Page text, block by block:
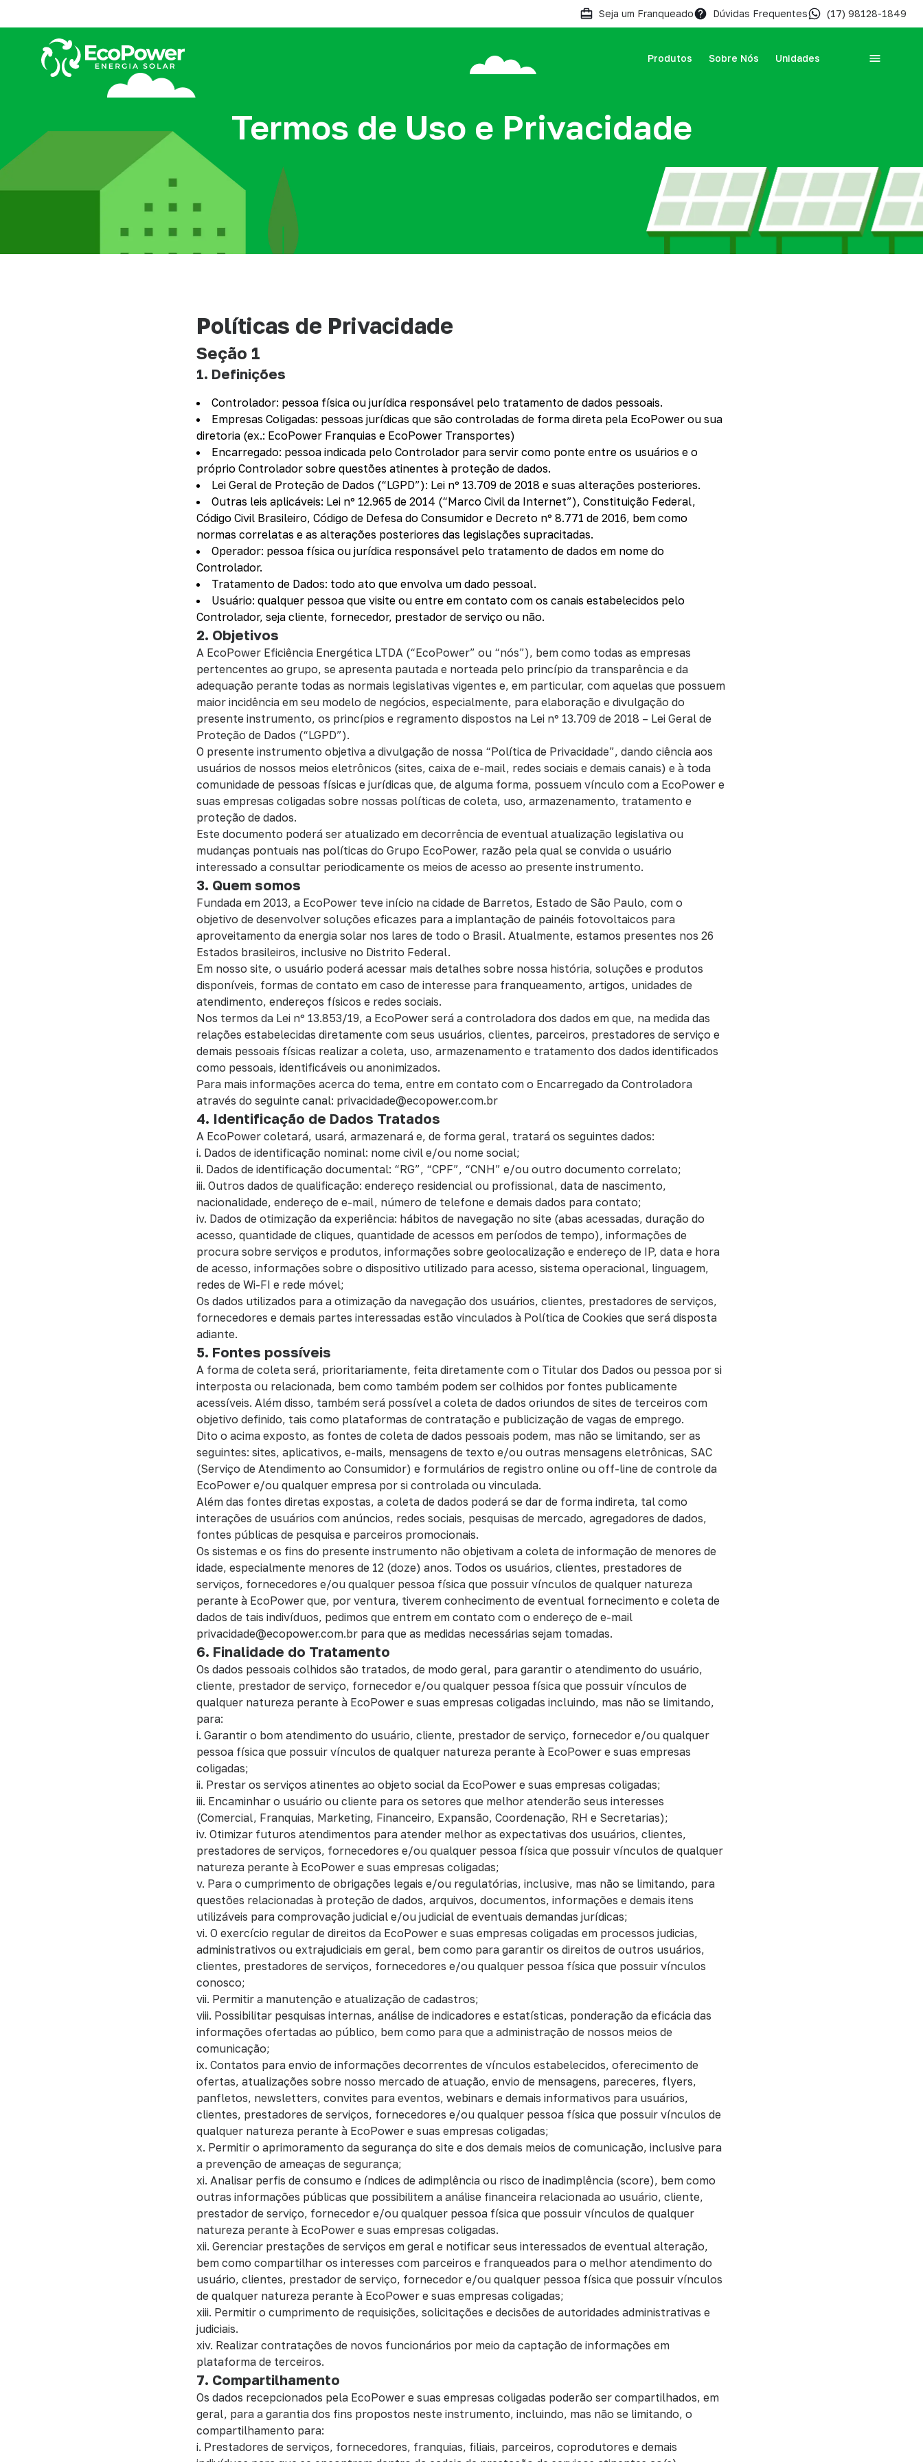
Seja um Franqueado Dúvidas Frequentes (17) 98128-1849
Produtos Sobre Nós Unidades
Sustentabilidade Projetos Pessoas Notícias
Termos de Uso e Privacidade
Políticas de Privacidade
Seção 1
1. Definições
Controlador: pessoa física ou jurídica responsável pelo tratamento de dados pessoais.
Empresas Coligadas: pessoas jurídicas que são controladas de forma direta pela EcoPower ou sua
diretoria (ex.: EcoPower Franquias e EcoPower Transportes)
Encarregado: pessoa indicada pelo Controlador para servir como ponte entre os usuários e o
próprio Controlador sobre questões atinentes à proteção de dados.
Lei Geral de Proteção de Dados (“LGPD”): Lei nº 13.709 de 2018 e suas alterações posteriores.
Outras leis aplicáveis: Lei nº 12.965 de 2014 (“Marco Civil da Internet”), Constituição Federal,
Código Civil Brasileiro, Código de Defesa do Consumidor e Decreto nº 8.771 de 2016, bem como
normas correlatas e as alterações posteriores das legislações supracitadas.
Operador: pessoa física ou jurídica responsável pelo tratamento de dados em nome do
Controlador.
Tratamento de Dados: todo ato que envolva um dado pessoal.
Usuário: qualquer pessoa que visite ou entre em contato com os canais estabelecidos pelo
Controlador, seja cliente, fornecedor, prestador de serviço ou não.
2. Objetivos
A EcoPower Eficiência Energética LTDA (“EcoPower” ou “nós”), bem como todas as empresas
pertencentes ao grupo, se apresenta pautada e norteada pelo princípio da transparência e da
adequação perante todas as normais legislativas vigentes e, em particular, com aquelas que possuem
maior incidência em seu modelo de negócios, especialmente, para elaboração e divulgação do
presente instrumento, os princípios e regramento dispostos na Lei nº 13.709 de 2018 – Lei Geral de
Proteção de Dados (“LGPD”).
O presente instrumento objetiva a divulgação de nossa “Política de Privacidade”, dando ciência aos
usuários de nossos meios eletrônicos (sites, caixa de e-mail, redes sociais e demais canais) e à toda
comunidade de pessoas físicas e jurídicas que, de alguma forma, possuem vínculo com a EcoPower e
suas empresas coligadas sobre nossas políticas de coleta, uso, armazenamento, tratamento e
proteção de dados.
Este documento poderá ser atualizado em decorrência de eventual atualização legislativa ou
mudanças pontuais nas políticas do Grupo EcoPower, razão pela qual se convida o usuário
interessado a consultar periodicamente os meios de acesso ao presente instrumento.
3. Quem somos
Fundada em 2013, a EcoPower teve início na cidade de Barretos, Estado de São Paulo, com o
objetivo de desenvolver soluções eficazes para a implantação de painéis fotovoltaicos para
aproveitamento da energia solar nos lares de todo o Brasil. Atualmente, estamos presentes nos 26
Estados brasileiros, inclusive no Distrito Federal.
Em nosso site, o usuário poderá acessar mais detalhes sobre nossa história, soluções e produtos
disponíveis, formas de contato em caso de interesse para franqueamento, artigos, unidades de
atendimento, endereços físicos e redes sociais.
Nos termos da Lei nº 13.853/19, a EcoPower será a controladora dos dados em que, na medida das
relações estabelecidas diretamente com seus usuários, clientes, parceiros, prestadores de serviço e
demais pessoais físicas realizar a coleta, uso, armazenamento e tratamento dos dados identificados
como pessoais, identificáveis ou anonimizados.
Para mais informações acerca do tema, entre em contato com o Encarregado da Controladora
através do seguinte canal: privacidade@ecopower.com.br
4. Identificação de Dados Tratados
A EcoPower coletará, usará, armazenará e, de forma geral, tratará os seguintes dados:
i. Dados de identificação nominal: nome civil e/ou nome social;
ii. Dados de identificação documental: “RG”, “CPF”, “CNH” e/ou outro documento correlato;
iii. Outros dados de qualificação: endereço residencial ou profissional, data de nascimento,
nacionalidade, endereço de e-mail, número de telefone e demais dados para contato;
iv. Dados de otimização da experiência: hábitos de navegação no site (abas acessadas, duração do
acesso, quantidade de cliques, quantidade de acessos em períodos de tempo), informações de
procura sobre serviços e produtos, informações sobre geolocalização e endereço de IP, data e hora
de acesso, informações sobre o dispositivo utilizado para acesso, sistema operacional, linguagem,
redes de Wi-FI e rede móvel;
Os dados utilizados para a otimização da navegação dos usuários, clientes, prestadores de serviços,
fornecedores e demais partes interessadas estão vinculados à Política de Cookies que será disposta
adiante.
5. Fontes possíveis
A forma de coleta será, prioritariamente, feita diretamente com o Titular dos Dados ou pessoa por si
interposta ou relacionada, bem como também podem ser colhidos por fontes publicamente
acessíveis. Além disso, também será possível a coleta de dados oriundos de sites de terceiros com
objetivo definido, tais como plataformas de contratação e publicização de vagas de emprego.
Dito o acima exposto, as fontes de coleta de dados pessoais podem, mas não se limitando, ser as
seguintes: sites, aplicativos, e-mails, mensagens de texto e/ou outras mensagens eletrônicas, SAC
(Serviço de Atendimento ao Consumidor) e formulários de registro online ou off-line de controle da
EcoPower e/ou qualquer empresa por si controlada ou vinculada.
Além das fontes diretas expostas, a coleta de dados poderá se dar de forma indireta, tal como
interações de usuários com anúncios, redes sociais, pesquisas de mercado, agregadores de dados,
fontes públicas de pesquisa e parceiros promocionais.
Os sistemas e os fins do presente instrumento não objetivam a coleta de informação de menores de
idade, especialmente menores de 12 (doze) anos. Todos os usuários, clientes, prestadores de
serviços, fornecedores e/ou qualquer pessoa física que possuir vínculos de qualquer natureza
perante à EcoPower que, por ventura, tiverem conhecimento de eventual fornecimento e coleta de
dados de tais indivíduos, pedimos que entrem em contato com o endereço de e-mail
privacidade@ecopower.com.br para que as medidas necessárias sejam tomadas.
6. Finalidade do Tratamento
Os dados pessoais colhidos são tratados, de modo geral, para garantir o atendimento do usuário,
cliente, prestador de serviço, fornecedor e/ou qualquer pessoa física que possuir vínculos de
qualquer natureza perante à EcoPower e suas empresas coligadas incluindo, mas não se limitando,
para:
i. Garantir o bom atendimento do usuário, cliente, prestador de serviço, fornecedor e/ou qualquer
pessoa física que possuir vínculos de qualquer natureza perante à EcoPower e suas empresas
coligadas;
ii. Prestar os serviços atinentes ao objeto social da EcoPower e suas empresas coligadas;
iii. Encaminhar o usuário ou cliente para os setores que melhor atenderão seus interesses
(Comercial, Franquias, Marketing, Financeiro, Expansão, Coordenação, RH e Secretarias);
iv. Otimizar futuros atendimentos para atender melhor as expectativas dos usuários, clientes,
prestadores de serviços, fornecedores e/ou qualquer pessoa física que possuir vínculos de qualquer
natureza perante à EcoPower e suas empresas coligadas;
v. Para o cumprimento de obrigações legais e/ou regulatórias, inclusive, mas não se limitando, para
questões relacionadas à proteção de dados, arquivos, documentos, informações e demais itens
utilizáveis para comprovação judicial e/ou judicial de eventuais demandas jurídicas;
vi. O exercício regular de direitos da EcoPower e suas empresas coligadas em processos judicias,
administrativos ou extrajudiciais em geral, bem como para garantir os direitos de outros usuários,
clientes, prestadores de serviços, fornecedores e/ou qualquer pessoa física que possuir vínculos
conosco;
vii. Permitir a manutenção e atualização de cadastros;
viii. Possibilitar pesquisas internas, análise de indicadores e estatísticas, ponderação da eficácia das
informações ofertadas ao público, bem como para que a administração de nossos meios de
comunicação;
ix. Contatos para envio de informações decorrentes de vínculos estabelecidos, oferecimento de
ofertas, atualizações sobre nosso mercado de atuação, envio de mensagens, pareceres, flyers,
panfletos, newsletters, convites para eventos, webinars e demais informativos para usuários,
clientes, prestadores de serviços, fornecedores e/ou qualquer pessoa física que possuir vínculos de
qualquer natureza perante à EcoPower e suas empresas coligadas;
x. Permitir o aprimoramento da segurança do site e dos demais meios de comunicação, inclusive para
a prevenção de ameaças de segurança;
xi. Analisar perfis de consumo e índices de adimplência ou risco de inadimplência (score), bem como
outras informações públicas que possibilitem a análise financeira relacionada ao usuário, cliente,
prestador de serviço, fornecedor e/ou qualquer pessoa física que possuir vínculos de qualquer
natureza perante à EcoPower e suas empresas coligadas.
xii. Gerenciar prestações de serviços em geral e notificar seus interessados de eventual alteração,
bem como compartilhar os interesses com parceiros e franqueados para o melhor atendimento do
usuário, clientes, prestador de serviço, fornecedor e/ou qualquer pessoa física que possuir vínculos
de qualquer natureza perante à EcoPower e suas empresas coligadas;
xiii. Permitir o cumprimento de requisições, solicitações e decisões de autoridades administrativas e
judiciais.
xiv. Realizar contratações de novos funcionários por meio da captação de informações em
plataforma de terceiros.
7. Compartilhamento
Os dados recepcionados pela EcoPower e suas empresas coligadas poderão ser compartilhados, em
geral, para a garantia dos fins propostos neste instrumento, incluindo, mas não se limitando, o
compartilhamento para:
i. Prestadores de serviços, fornecedores, franquias, filiais, parceiros, coprodutores e demais